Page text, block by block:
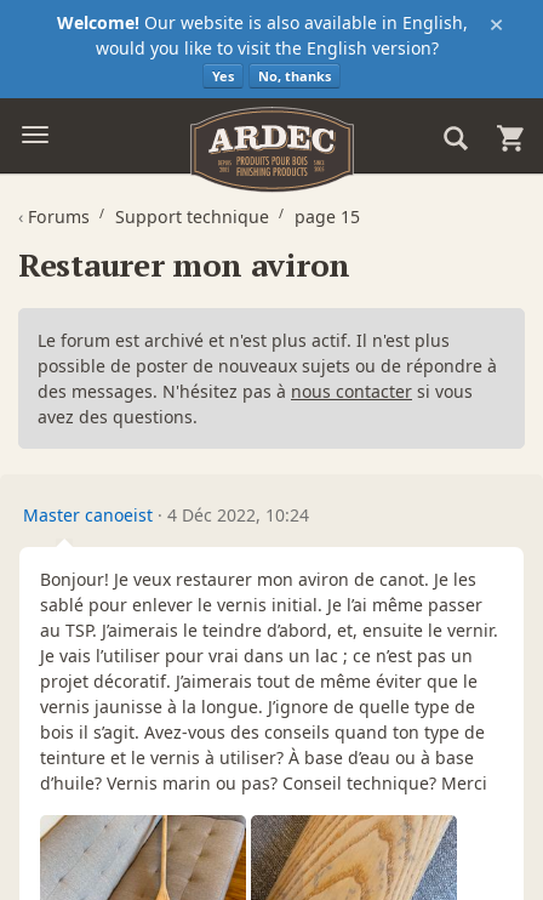
×
Welcome! Our website is also available in English,
would you like to visit the English version?
Yes No, thanks
‹ Forums Support technique page 15
Restaurer mon aviron
Le forum est archivé et n'est plus actif. Il n'est plus
possible de poster de nouveaux sujets ou de répondre à
des messages. N'hésitez pas à nous contacter si vous
avez des questions.
Master canoeist · 4 Déc 2022, 10:24
Bonjour! Je veux restaurer mon aviron de canot. Je les
sablé pour enlever le vernis initial. Je l’ai même passer
au TSP. J’aimerais le teindre d’abord, et, ensuite le vernir.
Je vais l’utiliser pour vrai dans un lac ; ce n’est pas un
projet décoratif. J’aimerais tout de même éviter que le
vernis jaunisse à la longue. J’ignore de quelle type de
bois il s’agit. Avez-vous des conseils quand ton type de
teinture et le vernis à utiliser? À base d’eau ou à base
d’huile? Vernis marin ou pas? Conseil technique? Merci